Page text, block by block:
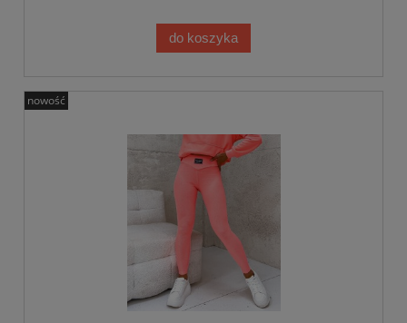
do koszyka
nowość